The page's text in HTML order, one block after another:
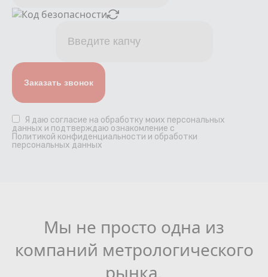
Я даю согласие на обработку моих персональных
данных и подтверждаю ознакомление с
Политикой конфиденциальности и обработки
персональных данных
Мы не просто одна из
компаний метрологического
рынка,